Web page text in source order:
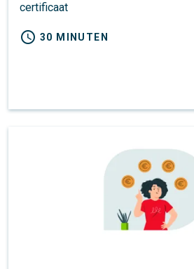
certificaat
schedule 30 MINUTEN